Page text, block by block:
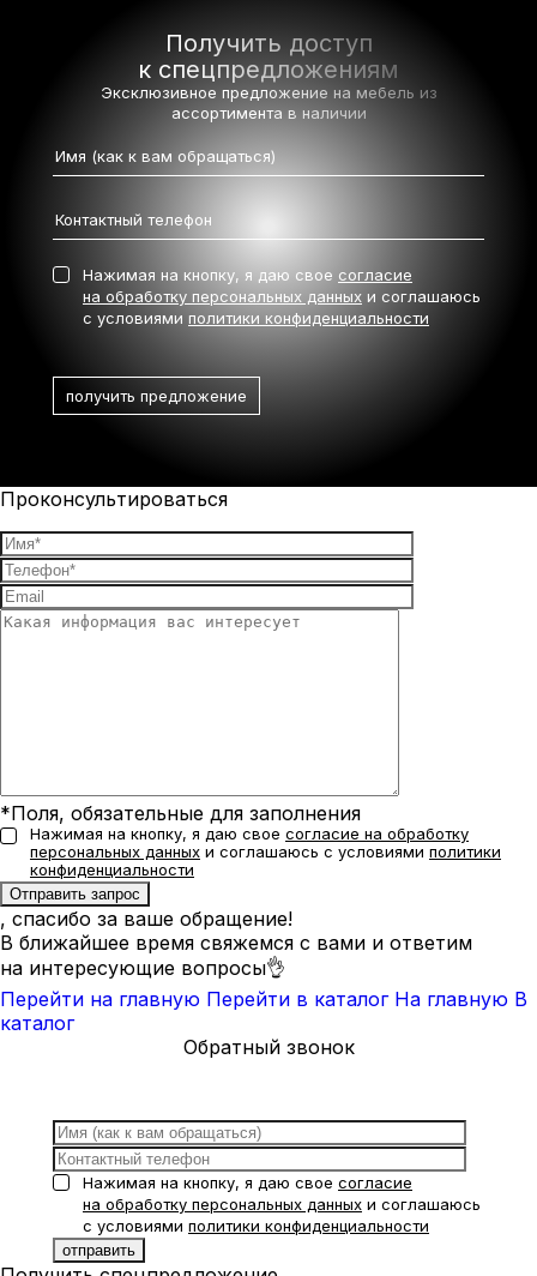
Получить доступ
к спецпредложениям
Эксклюзивное предложение на мебель из
ассортимента в наличии
Нажимая на кнопку, я даю свое согласие
на обработку персональных данных и соглашаюсь
с условиями политики конфиденциальности
Проконсультироваться
*Поля, обязательные для заполнения
Нажимая на кнопку, я даю свое согласие на обработку
персональных данных и соглашаюсь с условиями политики
конфиденциальности
, спасибо за ваше обращение!
В ближайшее время свяжемся с вами и ответим
на интересующие вопросы👌
Перейти на главную Перейти в каталог На главную В
каталог
Обратный звонок
Нажимая на кнопку, я даю свое согласие
на обработку персональных данных и соглашаюсь
с условиями политики конфиденциальности